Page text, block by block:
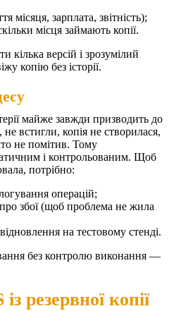
місяця, зарплата, звітність);
місця займають копії.
версій і зрозумілий
копію без історії.
майже завжди призводить до
встигли, копія не створилася,
не помітив. Тому
і контрольованим. Щоб
потрібно:
операцій;
збої (щоб проблема не жила
на тестовому стенді.
без контролю виконання —
резервної копії